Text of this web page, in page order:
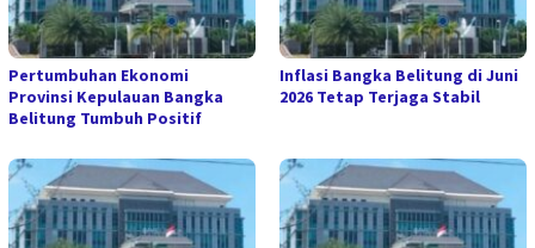
Pertumbuhan Ekonomi
Provinsi Kepulauan Bangka
Belitung Tumbuh Positif
Inflasi Bangka Belitung di Juni
2026 Tetap Terjaga Stabil